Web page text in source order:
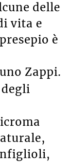
delle
vita e
è
Zappi.